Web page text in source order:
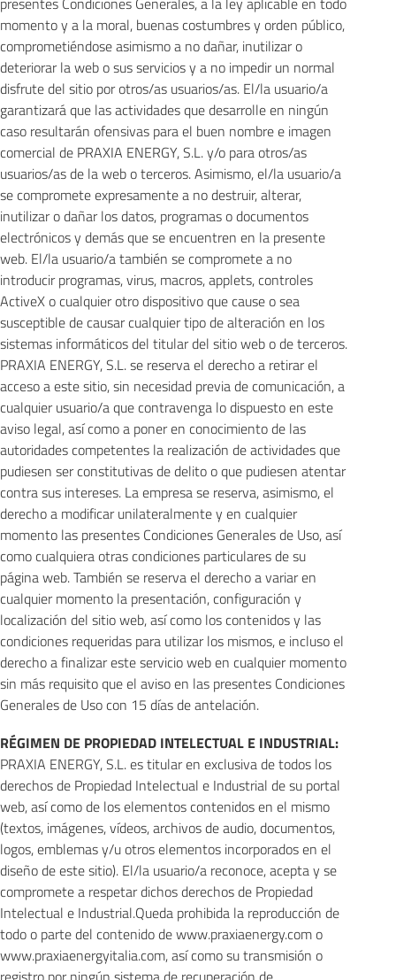
momento y a la moral, buenas costumbres y orden público,
comprometiéndose asimismo a no dañar, inutilizar o
deteriorar la web o sus servicios y a no impedir un normal
disfrute del sitio por otros/as usuarios/as. El/la usuario/a
garantizará que las actividades que desarrolle en ningún
caso resultarán ofensivas para el buen nombre e imagen
comercial de PRAXIA ENERGY, S.L. y/o para otros/as
usuarios/as de la web o terceros. Asimismo, el/la usuario/a
se compromete expresamente a no destruir, alterar,
inutilizar o dañar los datos, programas o documentos
electrónicos y demás que se encuentren en la presente
web. El/la usuario/a también se compromete a no
introducir programas, virus, macros, applets, controles
ActiveX o cualquier otro dispositivo que cause o sea
susceptible de causar cualquier tipo de alteración en los
sistemas informáticos del titular del sitio web o de terceros.
PRAXIA ENERGY, S.L. se reserva el derecho a retirar el
acceso a este sitio, sin necesidad previa de comunicación, a
cualquier usuario/a que contravenga lo dispuesto en este
aviso legal, así como a poner en conocimiento de las
autoridades competentes la realización de actividades que
pudiesen ser constitutivas de delito o que pudiesen atentar
contra sus intereses. La empresa se reserva, asimismo, el
derecho a modificar unilateralmente y en cualquier
momento las presentes Condiciones Generales de Uso, así
como cualquiera otras condiciones particulares de su
página web. También se reserva el derecho a variar en
cualquier momento la presentación, configuración y
localización del sitio web, así como los contenidos y las
condiciones requeridas para utilizar los mismos, e incluso el
derecho a finalizar este servicio web en cualquier momento
sin más requisito que el aviso en las presentes Condiciones
Generales de Uso con 15 días de antelación.
RÉGIMEN DE PROPIEDAD INTELECTUAL E INDUSTRIAL:
PRAXIA ENERGY, S.L. es titular en exclusiva de todos los
derechos de Propiedad Intelectual e Industrial de su portal
web, así como de los elementos contenidos en el mismo
(textos, imágenes, vídeos, archivos de audio, documentos,
logos, emblemas y/u otros elementos incorporados en el
diseño de este sitio). El/la usuario/a reconoce, acepta y se
compromete a respetar dichos derechos de Propiedad
Intelectual e Industrial.Queda prohibida la reproducción de
todo o parte del contenido de www.praxiaenergy.com o
www.praxiaenergyitalia.com, así como su transmisión o